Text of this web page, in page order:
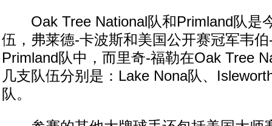
Oak Tree National队和Primland队是
伍，弗莱德-卡波斯和美国公开赛冠军韦
Primland队中，而里奇-福勒在Oak Tree
几支队伍分别是：Lake Nona队、
队。